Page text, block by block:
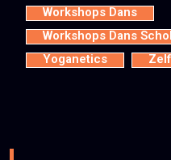
Workshops Dans
Workshops Dans
Yoganetics